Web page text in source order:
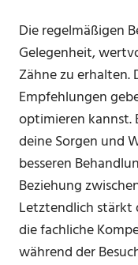
Die regelmäßigen
Gelegenheit,
Zähne zu erhalten.
Empfehlungen
optimieren kannst.
deine Sorgen und
besseren
Beziehung
Letztendlich stärkt
die fachliche
während der